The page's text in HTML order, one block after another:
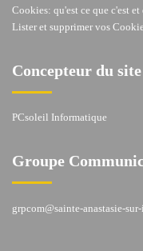
Cookies: qu'est ce que c'est
Lister et supprimer vos
Concepteur du
PCsoleil Informatique
Groupe
grpcom@sainte-anastasie-